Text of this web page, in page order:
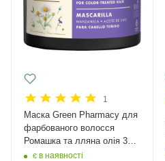
1
Маска Green Pharmacy для
фарбованого волосся
Ромашка та лляна олія 300
млє в наявності